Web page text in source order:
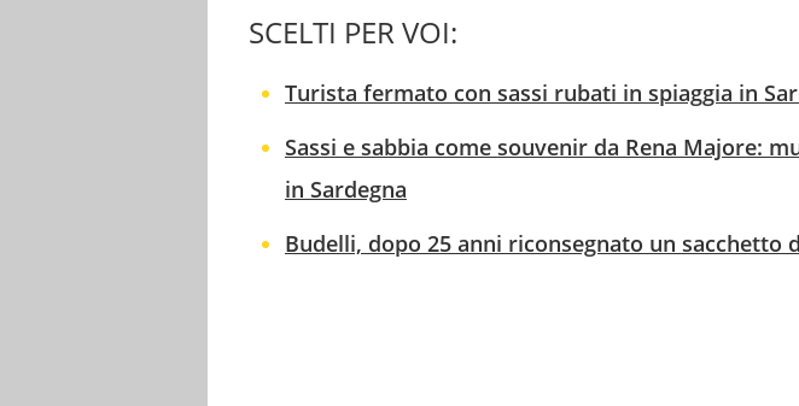
SCELTI PER VOI:
Turista fermato con sassi rubati in spiaggia in
Sassi e sabbia come souvenir da Rena Majore:
in Sardegna
Budelli, dopo 25 anni riconsegnato un sacchetto